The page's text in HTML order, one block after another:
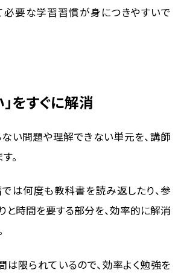
必要な学習習慣が身につきやすいで
をすぐに解消
い問題や理解できない単元を、講師
。
は何度も教科書を読み返したり、参
と時間を要する部分を、効率的に解消
限られているので、効率よく勉強を